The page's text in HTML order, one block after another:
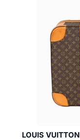
LOUIS VUITTON